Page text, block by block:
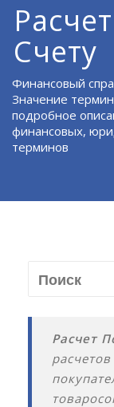
Счету
Финансовый
Значение
подробное
финансовых,
терминов
Расчет